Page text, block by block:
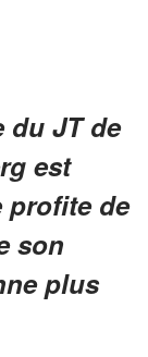
du JT de
est
profite de
son
plus